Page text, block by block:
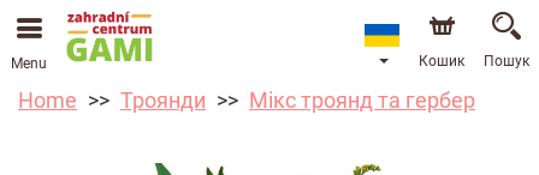
Menu Кошик Пошук
Home Троянди Мікс троянд та гербер